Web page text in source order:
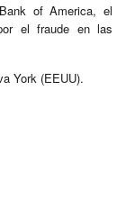
of America, el
el fraude en las
York (EEUU).